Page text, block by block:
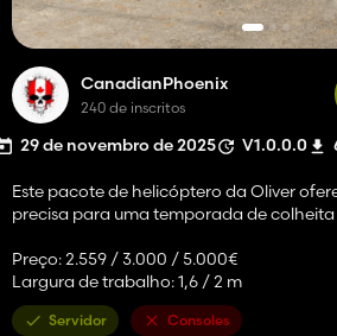
CanadianPhoenix
240 de inscritos
29 de novembro de 2025 V1.0.0.0
Este pacote de helicóptero da Oliver
precisa para uma temporada de
Preço: 2.559 / 3.000 / 5.000€
Largura de trabalho: 1,6 / 2 m
Servidor Consoles